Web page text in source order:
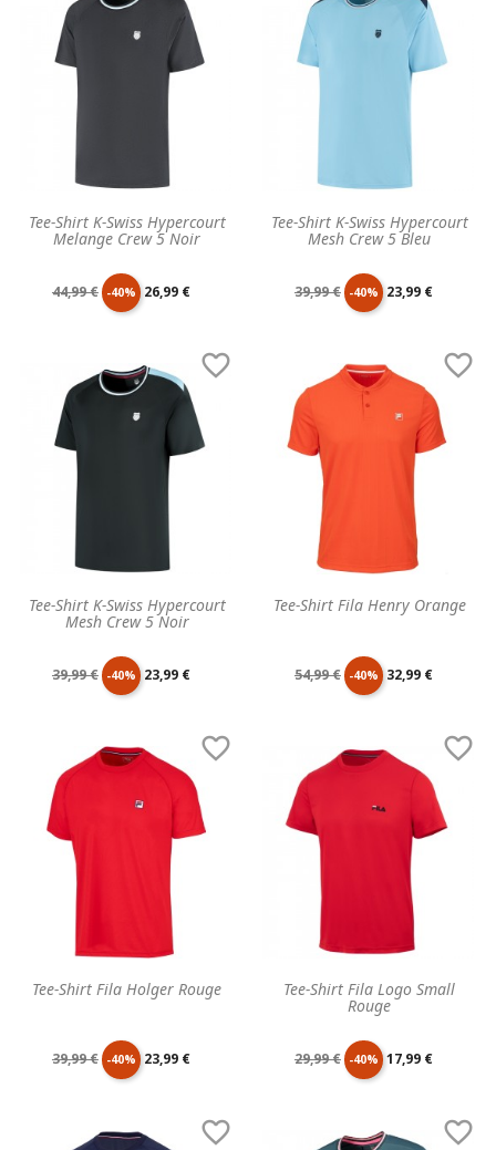
base base
Tee-Shirt K-Swiss Hypercourt
Melange Crew 5 Noir
Prix
base
44,99 € -40% Prix
26,99 €
Tee-Shirt K-Swiss Hypercourt
Mesh Crew 5 Bleu
Prix
base
39,99 € -40% Prix
23,99 €
Tee-Shirt K-Swiss Hypercourt
Mesh Crew 5 Noir

Prix
base
39,99 € -40% Prix
23,99 €
Tee-Shirt Fila Henry Orange

Prix
base
54,99 € -40% Prix
32,99 €
Tee-Shirt Fila Holger Rouge

Prix
39,99 € -40% Prix
23,99 €
Tee-Shirt Fila Logo Small
Rouge

Prix
29,99 € -40% Prix
17,99 €
 